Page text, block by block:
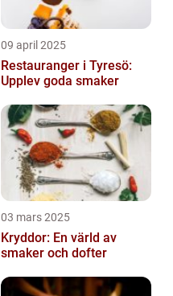
09 april 2025
Restauranger i Tyresö:
Upplev goda smaker
03 mars 2025
Kryddor: En värld av
smaker och dofter